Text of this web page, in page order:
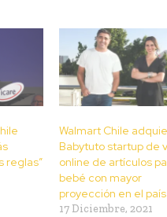
reglas”
Walmart Chile
Babytuto startup de
online de artículos
bebé con mayor
proyección en el país
17 Diciembre, 2021